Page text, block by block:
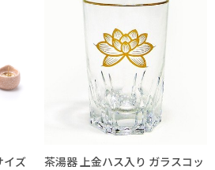
イズ
茶湯器 上金ハス入り ガラスコッ